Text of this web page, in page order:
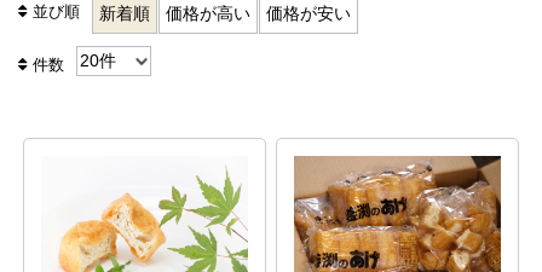
並び順 新着順 価格が高い 価格が安い
件数